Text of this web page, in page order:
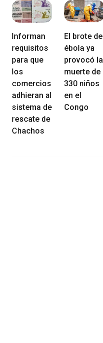
Informan
requisitos
para que
los
comercios
adhieran al
sistema de
rescate de
Chachos
El brote de
ébola ya
provocó la
muerte de
330 niños
en el
Congo